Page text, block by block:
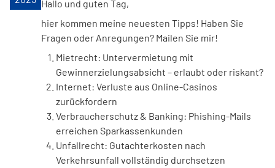
Hallo und guten Tag,
hier kommen meine neuesten Tipps! Haben Sie
Fragen oder Anregungen? Mailen Sie mir!
Mietrecht: Untervermietung mit
Gewinnerzielungsabsicht – erlaubt oder riskant?
Internet: Verluste aus Online-Casinos
zurückfordern
Verbraucherschutz & Banking: Phishing-Mails
erreichen Sparkassenkunden
Unfallrecht: Gutachterkosten nach
Verkehrsunfall vollständig durchsetzen